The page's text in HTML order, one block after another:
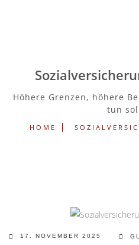
Höhere Grenzen, höhere
tun
HOME
17. NOVEMBER 2025